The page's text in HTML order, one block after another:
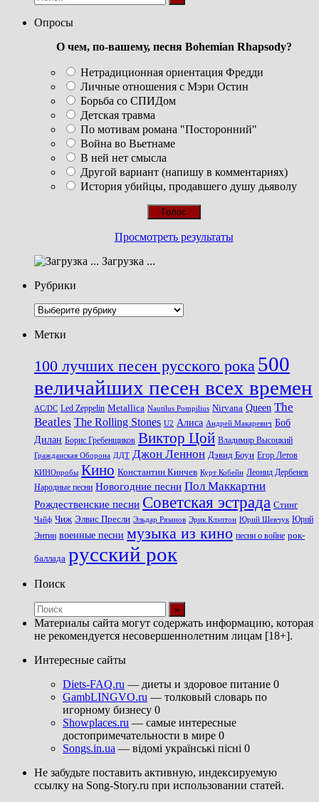
Опросы
О чем, по-вашему, песня Bohemian Rhapsody?
Нетрадиционная ориентация Фредди
Личные отношения с Мэри Остин
Борьба со СПИДом
Детская травма
По мотивам романа "Посторонний"
Война во Вьетнаме
В ней нет смысла
Другой вариант (напишу в комментариях)
История убийцы, продавшего душу дьяволу
Просмотреть результаты
Загрузка ...
Рубрики
Рубрики
Метки
100 лучших песен русского рока 500
величайших песен всех времен
AC/DC Led Zeppelin Metallica Nautilus Pompilius Nirvana Queen The
Beatles The Rolling Stones U2 Алиса Андрей Макаревич Боб
Дилан Борис Гребенщиков Виктор Цой Владимир Высоцкий
Гражданская Оборона ДДТ Джон Леннон Дэвид Боуи Егор Летов
КИНОпробы Кино Константин Кинчев Курт Кобейн Леонид Дербенев
Народные песни Новогодние песни Пол Маккартни
Рождественские песни Советская эстрада Стинг
Чайф Чиж Элвис Пресли Эльдар Рязанов Эрик Клэптон Юрий Шевчук Юрий
Энтин военные песни музыка из кино песни о войне рок-
баллада русский рок
Поиск
Материалы сайта могут содержать информацию, которая
не рекомендуется несовершеннолетним лицам [18+].
Интересные сайты
Diets-FAQ.ru — диеты и здоровое питание 0
GambLINGVO.ru — толковый словарь по
игорному бизнесу 0
Showplaces.ru — самые интересные
достопримечательности в мире 0
Songs.in.ua — відомі українські пісні 0
Не забудьте поставить активную, индексируемую
ссылку на Song-Story.ru при использовании статей.